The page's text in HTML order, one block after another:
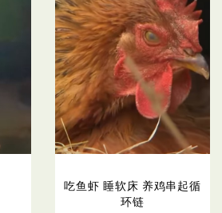
吃鱼虾 睡软床 养鸡串起循
环链